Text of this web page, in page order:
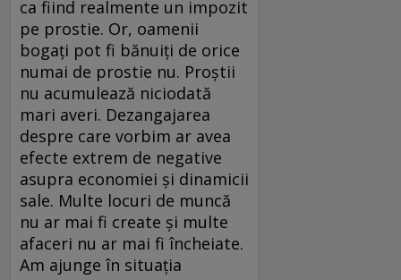
ca fiind realmente un impozit
pe prostie. Or, oamenii
bogaţi pot fi bănuiţi de orice
numai de prostie nu. Proştii
nu acumulează niciodată
mari averi. Dezangajarea
despre care vorbim ar avea
efecte extrem de negative
asupra economiei şi dinamicii
sale. Multe locuri de muncă
nu ar mai fi create şi multe
afaceri nu ar mai fi încheiate.
Am ajunge în situaţia